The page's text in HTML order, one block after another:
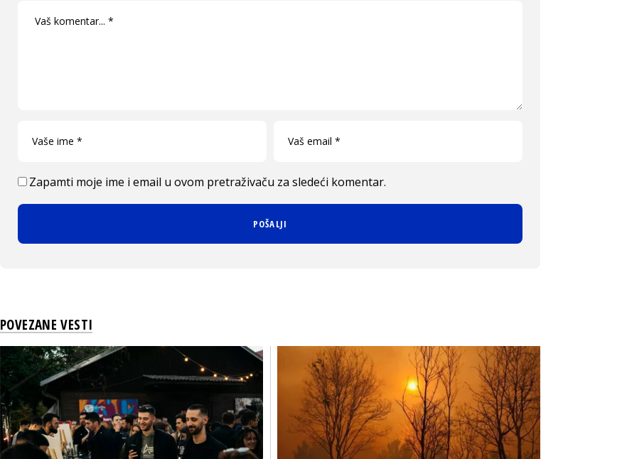
Zapamti moje ime i email u ovom pretraživaču za sledeći komentar.
POVEZANE VESTI